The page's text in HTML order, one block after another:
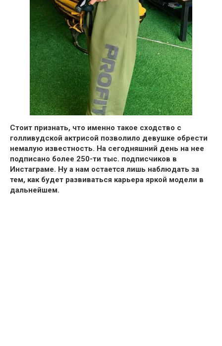
Стоит признать, что именно такое сходство с
голливудской актрисой позволило девушке обрести
немалую известность. На сегодняшний день на нее
подписано более 250-ти тыс. подписчиков в
Инстаграме. Ну а нам остается лишь наблюдать за
тем, как будет развиваться карьера яркой модели в
дальнейшем.